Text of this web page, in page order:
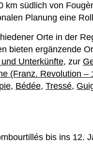
km südlich von
Planung eine
Orte in der
bieten ergänzende
Unterkünfte, zur
(Franz. Revolution –
, Bédée, Tressé,
bis ins 12.